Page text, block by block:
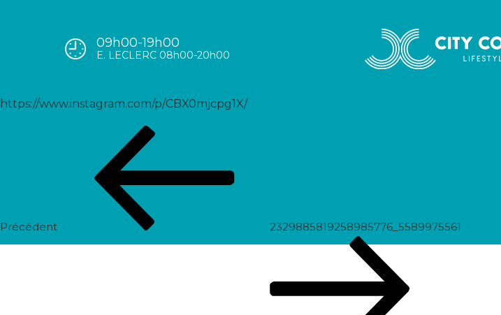
09h00-19h00
E. LECLERC 08h00-20h00
2330562680007822679_5589975561
https://www.instagram.com/p/CBX0mjcpg1X/
Précédent
2329885819258985776_5589975561
Prochain